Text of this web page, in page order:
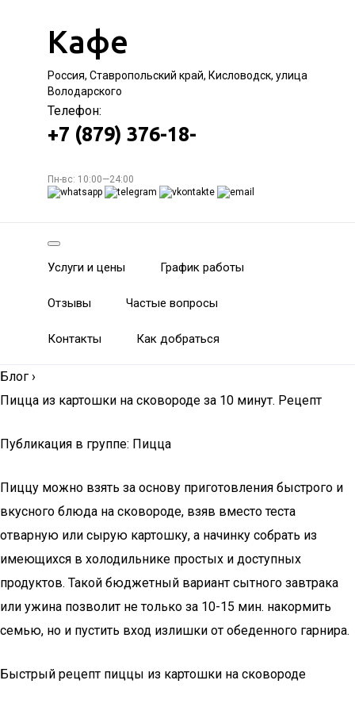
Кафе
Россия, Ставропольский край, Кисловодск, улица
Володарского
Телефон:
+7 (879) 376-18-
Пн-вс: 10:00—24:00
Услуги и цены График работы
Отзывы Частые вопросы
Контакты Как добраться
Блог ›
Пицца из картошки на сковороде за 10 минут. Рецепт
Публикация в группе: Пицца
Пиццу можно взять за основу приготовления быстрого и
вкусного блюда на сковороде, взяв вместо теста
отварную или сырую картошку, а начинку собрать из
имеющихся в холодильнике простых и доступных
продуктов. Такой бюджетный вариант сытного завтрака
или ужина позволит не только за 10-15 мин. накормить
семью, но и пустить вход излишки от обеденного гарнира.
Быстрый рецепт пиццы из картошки на сковороде